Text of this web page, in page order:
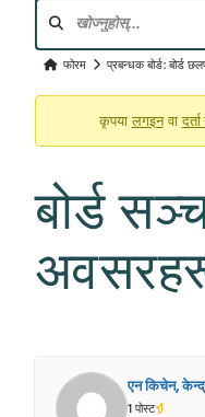
नेभिगेसन
फोरम
तपाईं
हुनुहुन्छ:
फोरम प्रबन्धक बोर्ड: बोर्ड
कृपया लगइनवा
बोर्ड
एन किचेन,
1 पोस्ट